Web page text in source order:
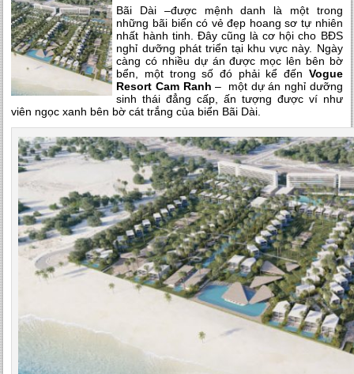
Bãi Dài –được mệnh danh là một trong
những bãi biển có vẻ đẹp hoang sơ tự nhiên
nhất hành tinh. Đây cũng là cơ hội cho BĐS
nghỉ dưỡng phát triển tại khu vực này. Ngày
càng có nhiều dự án được mọc lên bên bờ
bển, một trong số đó phải kể đến Vogue
Resort Cam Ranh – một dự án nghỉ dưỡng
sinh thái đẳng cấp, ấn tượng được ví như
viên ngọc xanh bên bờ cát trắng của biển Bãi Dài.